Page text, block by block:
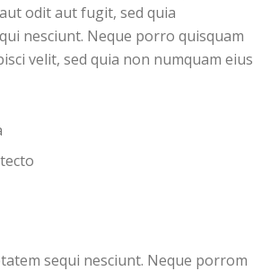
odit aut fugit, sed quia
nesciunt. Neque porro quisquam
velit, sed quia non numquam eius
sequi nesciunt. Neque porrom